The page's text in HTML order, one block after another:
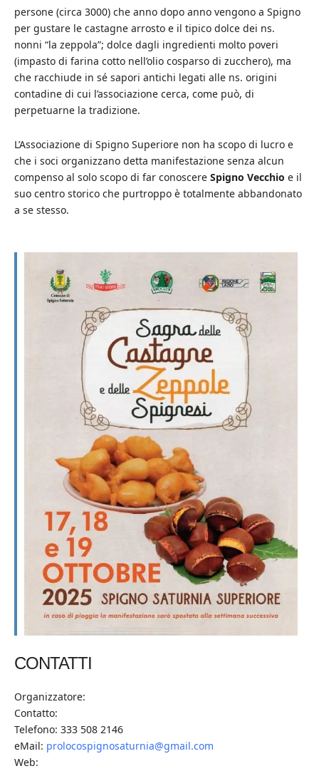
persone (circa 3000) che anno dopo anno vengono a Spigno
per gustare le castagne arrosto e il tipico dolce dei ns.
nonni “la zeppola”; dolce dagli ingredienti molto poveri
(impasto di farina cotto nell’olio cosparso di zucchero), ma
che racchiude in sé sapori antichi legati alle ns. origini
contadine di cui l’associazione cerca, come può, di
perpetuarne la tradizione.
L’Associazione di Spigno Superiore non ha scopo di lucro e
che i soci organizzano detta manifestazione senza alcun
compenso al solo scopo di far conoscere Spigno Vecchio e il
suo centro storico che purtroppo è totalmente abbandonato
a se stesso.
CONTATTI
Organizzatore:
Contatto:
Telefono: 333 508 2146
eMail: prolocospignosaturnia@gmail.com
Web: